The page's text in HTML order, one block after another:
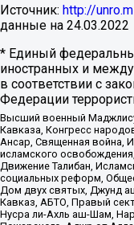
Источник: http://
данные на 24.03.2022
* Единый
иностранных и
в соответствии с
Федерации
Высший военный
Кавказа, Конгресс
Ансар, Священная война,
исламского
Движение Талибан,
социальных реформ,
Дом двух святых, Джунд
Кавказ, АБТО, Правый
Нусра ли-Ахль аш-Шам,